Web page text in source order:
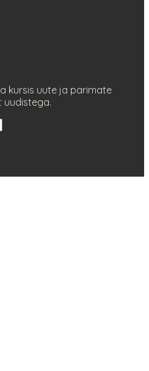
kursis uute ja parimate
uudistega.